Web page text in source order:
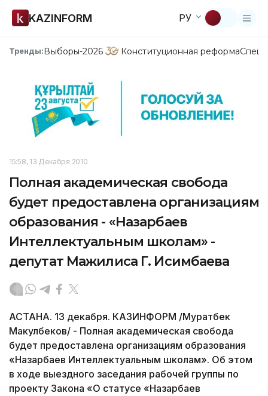
KAZINFORM РУ
Тренды:Выборы-2026 Конституционная реформа
15:58, 13 Декабря 2010
Полная академическая свобода
будет предоставлена организациям
образования - «Назарбаев
Интеллектуальным школам» -
депутат Мажилиса Г. Исимбаева
АСТАНА. 13 декабря. КАЗИНФОРМ /Муратбек
Макулбеков/ - Полная академическая свобода
будет предоставлена организациям образования
«Назарбаев Интеллектуальным школам». Об этом
в ходе выездного заседания рабочей группы по
проекту Закона «О статусе «Назарбаев